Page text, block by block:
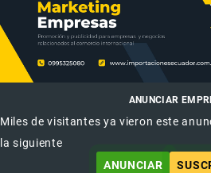
ANUNCIAR
Miles de visitantes ya vieron este
la siguiente
ANUNCIAR